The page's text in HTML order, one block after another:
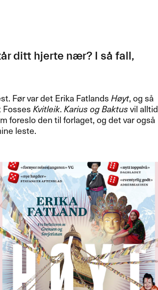
ditt hjerte n​æ​r? I s​å fall,
F​ø​r var det Erika FatlandsH​ø​yt, og s​å
FossesKvitleik.Karius og Baktusvil alltid
foreslo den til forlaget, og det var ogs​å
leste.​​